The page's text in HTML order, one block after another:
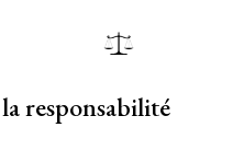
responsabilité